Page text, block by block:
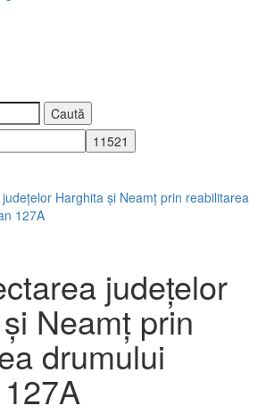
Harghita şi Neamţ prin reabilitarea
127A
judeţelor
Neamţ prin
drumului